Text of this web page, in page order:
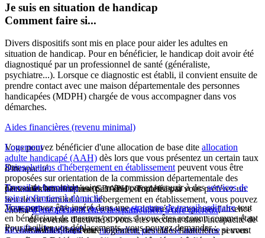
Je suis en situation de handicap
Comment faire si...
Divers dispositifs sont mis en place pour aider les adultes en
situation de handicap. Pour en bénéficier, le handicap doit avoir été
diagnostiqué par un professionnel de santé (généraliste,
psychiatre...). Lorsque ce diagnostic est établi, il convient ensuite de
prendre contact avec une maison départementale des personnes
handicapées (MDPH) chargée de vous accompagner dans vos
démarches.
Aides financières (revenu minimal)
Vous pouvez bénéficier d'une allocation de base dite allocation
adulte handicapé (AAH) dès lors que vous présentez un certain taux
d'incapacité.
Cette allocation de base peut être complétée par :
uncomplément de ressourcesdestiné à compenser l'absence
de revenus d'activité si vous êtes reconnu dans l'incapacité de
travailler, ou d'unemajoration pour la vie autonomesi vous
Logement
Dessolutions d'hébergement en établissement peuvent vous être
proposées sur orientation de la commission départementale des
personnes handicapées (CDAPH). Toutefois, si vous préférez un
lieu de vie familial à un hébergement en établissement, vous pouvez
choisird'être accueilli chez des particuliers à titre onéreux.
Si vous habiter dans votre logement, des aides financières peuvent
Soins
En cas de besoin de soins, vous pouvez recourir à desservices de
soins infirmiers à domicile.
Travail et formation
Vous pouvez être inséré dans unestructure de travail ordinairetout
en bénéficiant de mesures propres si vous êtes reconnu comme étant
travailleur handicapé.
Transport
Pour faciliter vos déplacements, vous pouvez demander :